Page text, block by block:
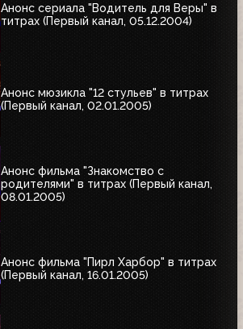
Анонс сериала "Водитель для Веры" в
титрах (Первый канал, 05.12.2004)
Анонс мюзикла "12 стульев" в титрах
(Первый канал, 02.01.2005)
Анонс фильма "Знакомство с
родителями" в титрах (Первый канал,
08.01.2005)
Анонс фильма "Пирл Харбор" в титрах
(Первый канал, 16.01.2005)